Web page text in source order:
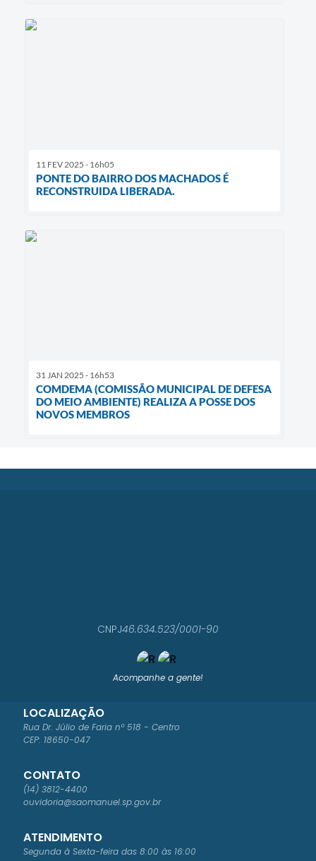
11 FEV 2025 - 16h05
PONTE DO BAIRRO DOS MACHADOS É
RECONSTRUIDA LIBERADA.
31 JAN 2025 - 16h53
COMDEMA (COMISSÃO MUNICIPAL DE DEFESA
DO MEIO AMBIENTE) REALIZA A POSSE DOS
NOVOS MEMBROS
Acompanhe a gente!
LOCALIZAÇÃO
Rua Dr. Júlio de Faria nº 518 - Centro
CEP: 18650-047
CONTATO
(14) 3812-4400
ouvidoria@saomanuel.sp.gov.br
ATENDIMENTO
Segunda à Sexta-feira das 8:00 às 16:00
CNPJ46.634.523/0001-90